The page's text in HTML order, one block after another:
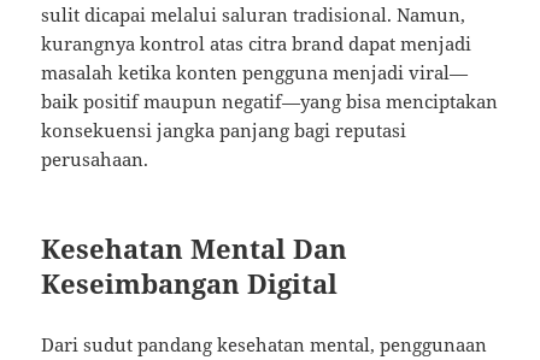
sulit dicapai melalui saluran tradisional. Namun,
kurangnya kontrol atas citra brand dapat menjadi
masalah ketika konten pengguna menjadi viral—
baik positif maupun negatif—yang bisa menciptakan
konsekuensi jangka panjang bagi reputasi
perusahaan.
Kesehatan Mental Dan
Keseimbangan Digital
Dari sudut pandang kesehatan mental, penggunaan